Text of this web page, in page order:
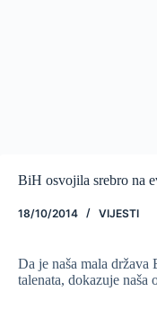
BiH osvojila srebro na
18/10/2014 VIJESTI
Da je naša mala država
talenata, dokazuje naša